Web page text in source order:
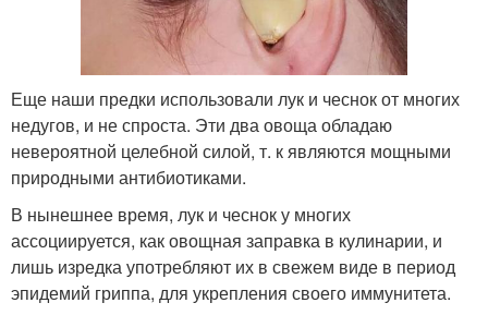
Еще наши предки использовали лук и чеснок от многих
недугов, и не спроста. Эти два овоща обладаю
невероятной целебной силой, т. к являются мощными
природными антибиотиками.
В нынешнее время, лук и чеснок у многих
ассоциируется, как овощная заправка в кулинарии, и
лишь изредка употребляют их в свежем виде в период
эпидемий гриппа, для укрепления своего иммунитета.